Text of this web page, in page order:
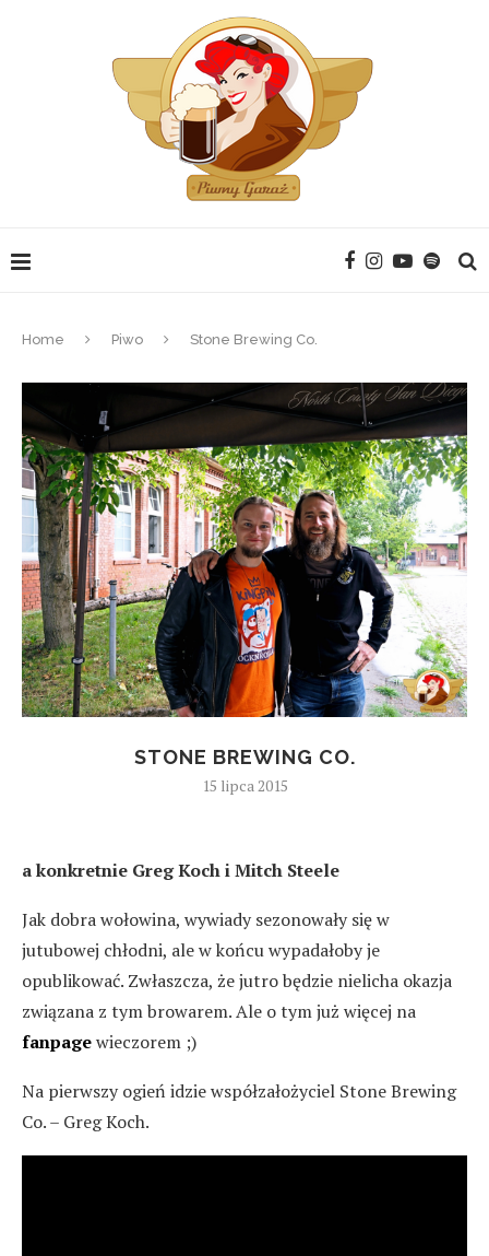
Home Piwo Stone Brewing Co.
STONE BREWING CO.
15 lipca 2015
a konkretnie Greg Koch i Mitch Steele
Jak dobra wołowina, wywiady sezonowały się w
jutubowej chłodni, ale w końcu wypadałoby je
opublikować. Zwłaszcza, że jutro będzie nielicha okazja
związana z tym browarem. Ale o tym już więcej na
fanpagewieczorem ;)
Na pierwszy ogień idzie współzałożyciel Stone Brewing
Co. – Greg Koch.